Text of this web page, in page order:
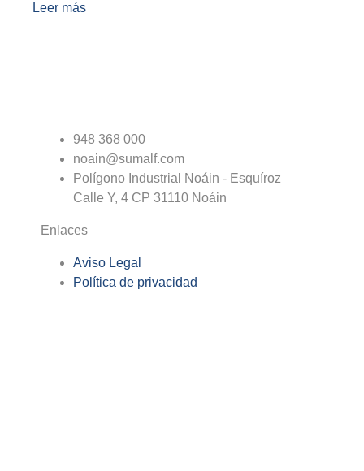
Leer más
948 368 000
noain@sumalf.com
Polígono Industrial Noáin - Esquíroz
Calle Y, 4 CP 31110 Noáin
Enlaces
Aviso Legal
Política de privacidad